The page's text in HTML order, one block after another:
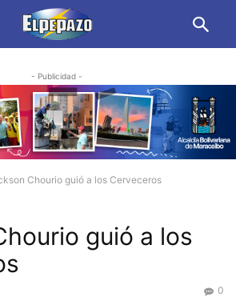
- Publicidad -
Chourio guió a los Cerveceros
guió a los
0